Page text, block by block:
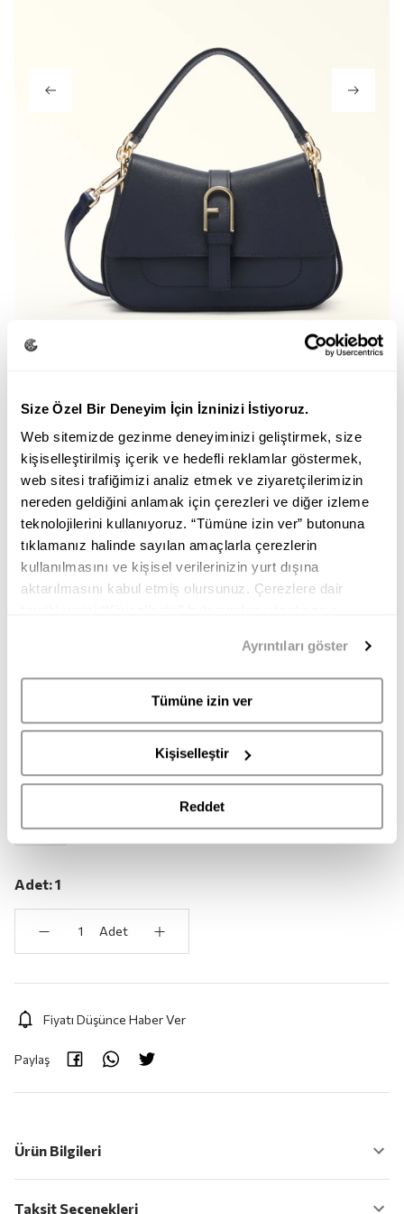
Size Özel Bir Deneyim İçin İzninizi İstiyoruz.
Web sitemizde gezinme deneyiminizi geliştirmek, size
kişiselleştirilmiş içerik ve hedefli reklamlar göstermek,
web sitesi trafiğimizi analiz etmek ve ziyaretçilerimizin
nereden geldiğini anlamak için çerezleri ve diğer izleme
teknolojilerini kullanıyoruz. “Tümüne izin ver” butonuna
tıklamanız halinde sayılan amaçlarla çerezlerin
kullanılmasını ve kişisel verilerinizin yurt dışına
aktarılmasını kabul etmiş olursunuz. Çerezlere dair
buradanerişebilirsiniz.
Ayrıntıları göster
Tümüne izin ver
Kişiselleştir
Reddet
FURLA
INK BLUE Kadın Omuz Çantası
21.550,00TL 10.750,00TL
Renk:INK BLUE
INK BLUE SABBIA MARSHMALLOW
Beden:
Adet:1
Adet
Fiyatı Düşünce Haber Ver
Paylaş
Ürün Bilgileri
Taksit Seçenekleri